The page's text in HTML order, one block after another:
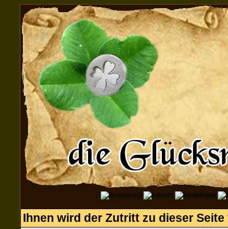
Ihnen wird der Zutritt zu dieser